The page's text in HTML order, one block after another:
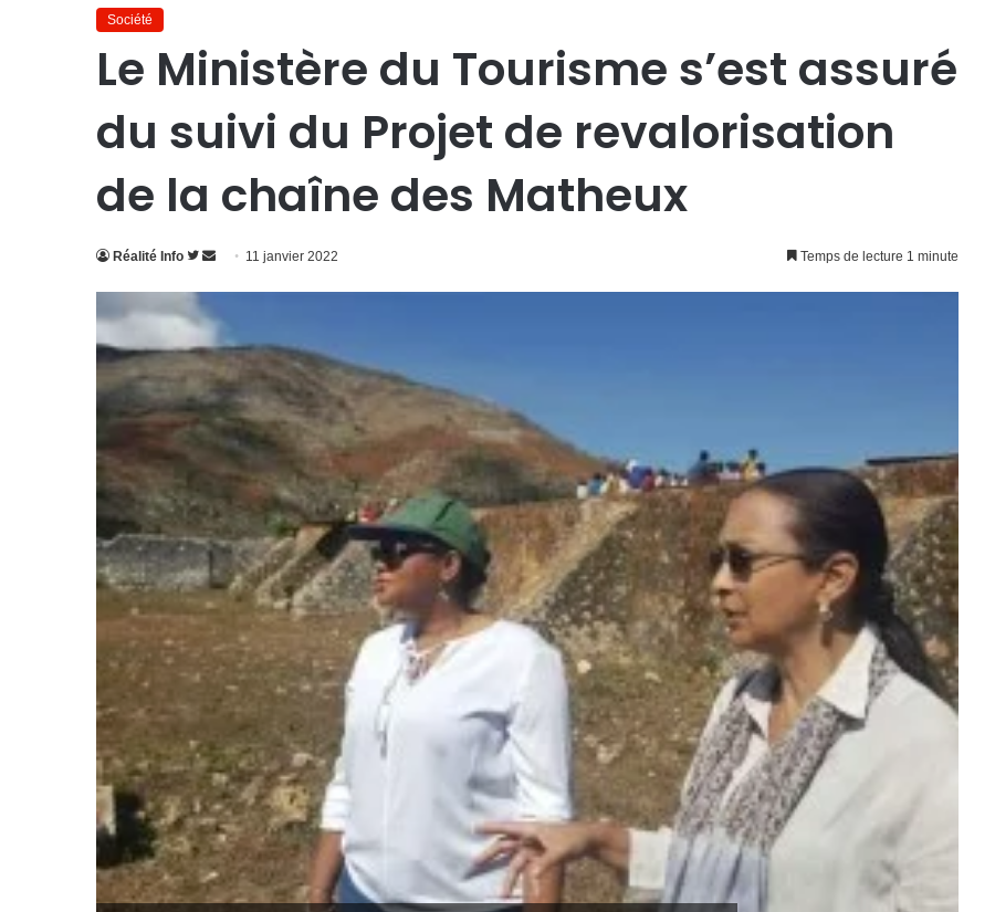
Société
Le Ministère du Tourisme s’est assuré
du suivi du Projet de revalorisation
de la chaîne des Matheux
Réalité Info
Suivre
Twitter
Envoyer11 janvier 2022 Temps de lecture 1 minute